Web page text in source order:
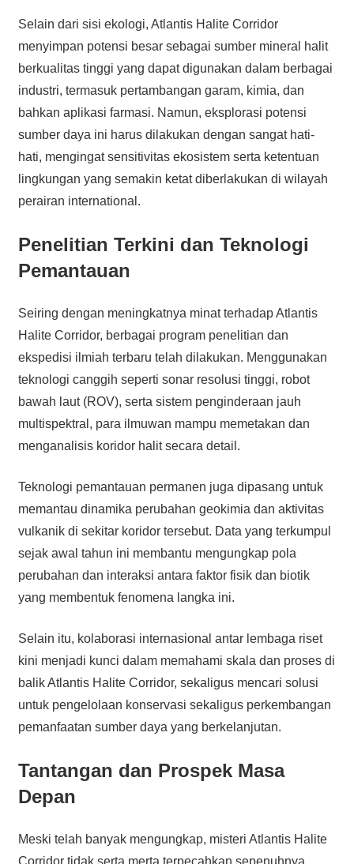
Selain dari sisi ekologi, Atlantis Halite Corridor
menyimpan potensi besar sebagai sumber mineral halit
berkualitas tinggi yang dapat digunakan dalam berbagai
industri, termasuk pertambangan garam, kimia, dan
bahkan aplikasi farmasi. Namun, eksplorasi potensi
sumber daya ini harus dilakukan dengan sangat hati-
hati, mengingat sensitivitas ekosistem serta ketentuan
lingkungan yang semakin ketat diberlakukan di wilayah
perairan international.
Penelitian Terkini dan Teknologi
Pemantauan
Seiring dengan meningkatnya minat terhadap Atlantis
Halite Corridor, berbagai program penelitian dan
ekspedisi ilmiah terbaru telah dilakukan. Menggunakan
teknologi canggih seperti sonar resolusi tinggi, robot
bawah laut (ROV), serta sistem penginderaan jauh
multispektral, para ilmuwan mampu memetakan dan
menganalisis koridor halit secara detail.
Teknologi pemantauan permanen juga dipasang untuk
memantau dinamika perubahan geokimia dan aktivitas
vulkanik di sekitar koridor tersebut. Data yang terkumpul
sejak awal tahun ini membantu mengungkap pola
perubahan dan interaksi antara faktor fisik dan biotik
yang membentuk fenomena langka ini.
Selain itu, kolaborasi internasional antar lembaga riset
kini menjadi kunci dalam memahami skala dan proses di
balik Atlantis Halite Corridor, sekaligus mencari solusi
untuk pengelolaan konservasi sekaligus perkembangan
pemanfaatan sumber daya yang berkelanjutan.
Tantangan dan Prospek Masa
Depan
Meski telah banyak mengungkap, misteri Atlantis Halite
Corridor tidak serta merta terpecahkan sepenuhnya